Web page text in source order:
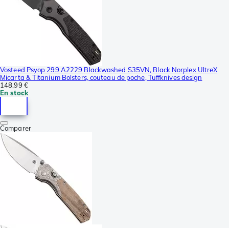
Vosteed Psyop 299 A2229 Blackwashed S35VN, Black Norplex UltreX
Micarta & Titanium Bolsters, couteau de poche, Tuffknives design
148,99 €
En stock
Comparer